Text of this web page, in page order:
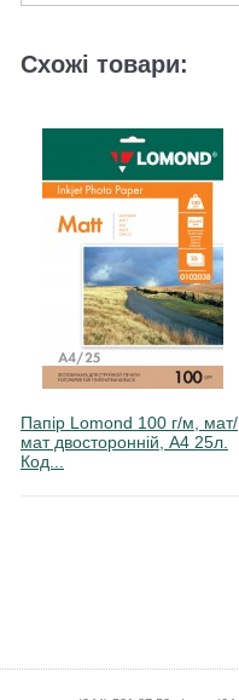
Схожі товари:
Папір Lomond 100 г/м, мат/
мат двосторонній, А4 25л.
Код...